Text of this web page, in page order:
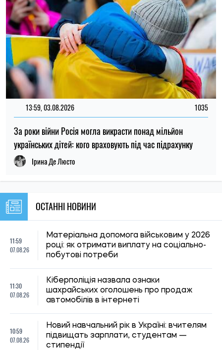
13:59, 03.08.2026 1035
За роки війни Росія могла викрасти понад мільйон
українських дітей: кого враховують під час підрахунку
Ірина Де Люсто
ОСТАННІ НОВИНИ
11:59
07.08.26
Матеріальна допомога військовим у 2026
році: як отримати виплату на соціально-
побутові потреби
11:30
07.08.26
Кіберполіція назвала ознаки
шахрайських оголошень про продаж
автомобілів в інтернеті
10:59
07.08.26
Новий навчальний рік в Україні: вчителям
підвищать зарплати, студентам —
стипендії